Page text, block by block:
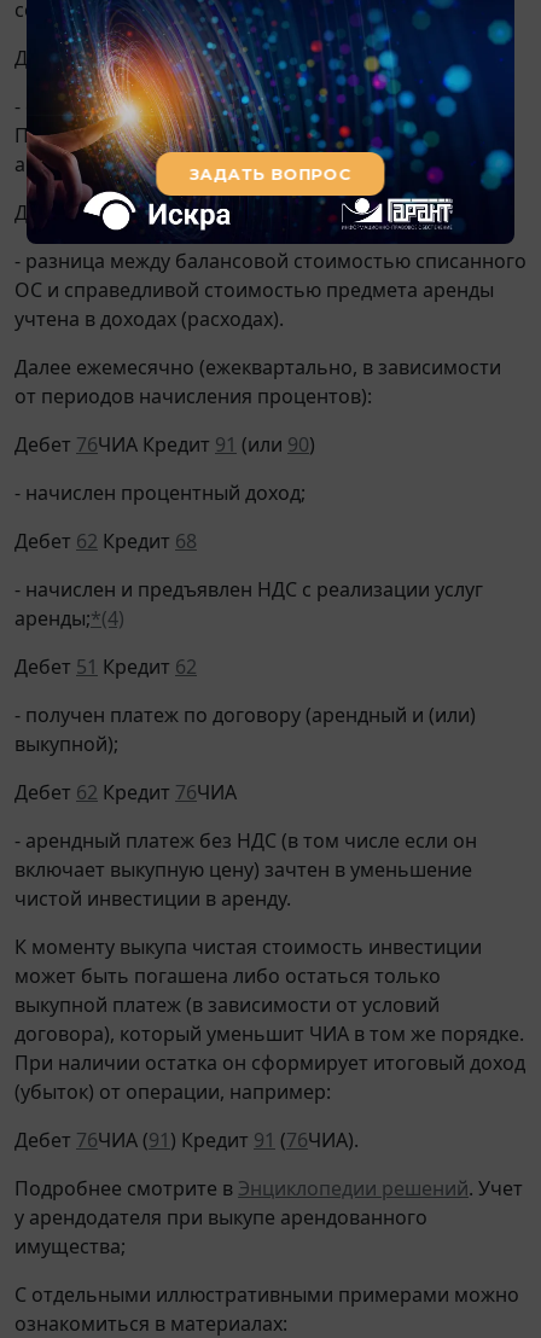
составе ОС:
Дебет76ЧИА Кредит01
- списана балансовая стоимость ОС.
Предварительно следует закрыть накопленную
амортизацию Дебет 02Кредит01;
Дебет76ЧИА (91) Кредит
ЧИА)
- разница между балансовой стоимостью списанного
ОС и справедливой стоимостью предмета аренды
учтена в доходах (расходах).
Далее ежемесячно (ежеквартально, в зависимости
от периодов начисления процентов):
Дебет 76ЧИА Кредит 91 (или 90)
- начислен процентный доход;
Дебет 62 Кредит 68
- начислен и предъявлен НДС с реализации услуг
аренды;*(4)
Дебет 51 Кредит 62
- получен платеж по договору (арендный и (или)
выкупной);
Дебет 62 Кредит 76ЧИА
- арендный платеж без НДС (в том числе если он
включает выкупную цену) зачтен в уменьшение
чистой инвестиции в аренду.
К моменту выкупа чистая стоимость инвестиции
может быть погашена либо остаться только
выкупной платеж (в зависимости от условий
договора), который уменьшит ЧИА в том же порядке.
При наличии остатка он сформирует итоговый доход
(убыток) от операции, например:
Дебет 76ЧИА (91) Кредит 91 (76ЧИА).
Подробнее смотрите в Энциклопедии решений. Учет
у арендодателя при выкупе арендованного
имущества;
С отдельными иллюстративными примерами можно
ознакомиться в материалах: